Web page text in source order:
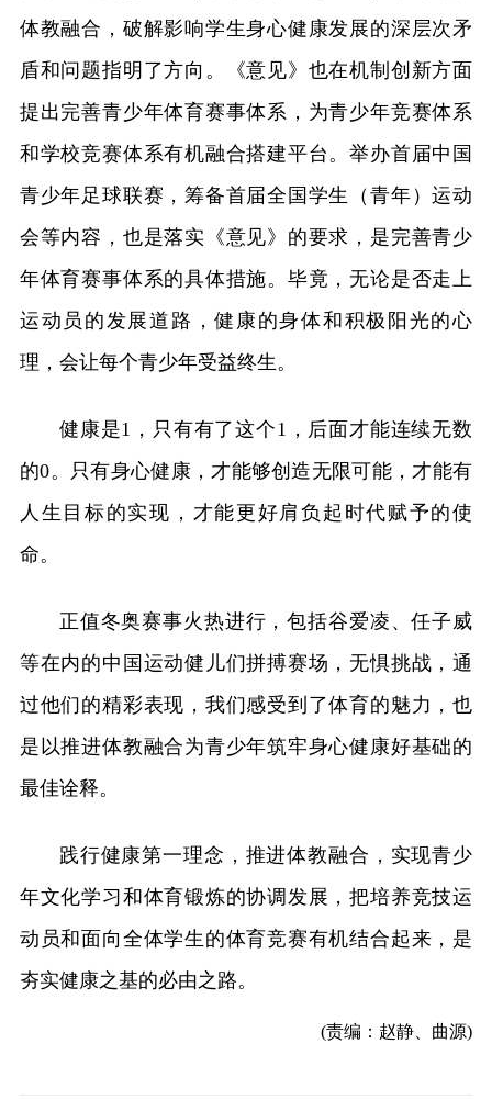
体教融合，破解影响学生身心健康发展的深层次矛
盾和问题指明了方向。《意见》也在机制创新方面
提出完善青少年体育赛事体系，为青少年竞赛体系
和学校竞赛体系有机融合搭建平台。举办首届中国
青少年足球联赛，筹备首届全国学生（青年）运动
会等内容，也是落实《意见》的要求，是完善青少
年体育赛事体系的具体措施。毕竟，无论是否走上
运动员的发展道路，健康的身体和积极阳光的心
理，会让每个青少年受益终生。
健康是1，只有有了这个1，后面才能连续无数
的0。只有身心健康，才能够创造无限可能，才能有
人生目标的实现，才能更好肩负起时代赋予的使
命。
正值冬奥赛事火热进行，包括谷爱凌、任子威
等在内的中国运动健儿们拼搏赛场，无惧挑战，通
过他们的精彩表现，我们感受到了体育的魅力，也
是以推进体教融合为青少年筑牢身心健康好基础的
最佳诠释。
践行健康第一理念，推进体教融合，实现青少
年文化学习和体育锻炼的协调发展，把培养竞技运
动员和面向全体学生的体育竞赛有机结合起来，是
夯实健康之基的必由之路。
(责编：赵静、曲源)